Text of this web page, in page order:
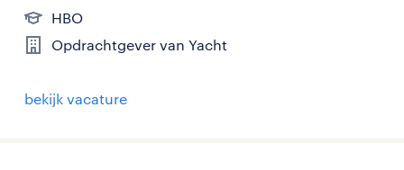
HBO
Opdrachtgever van Yacht
bekijk vacature